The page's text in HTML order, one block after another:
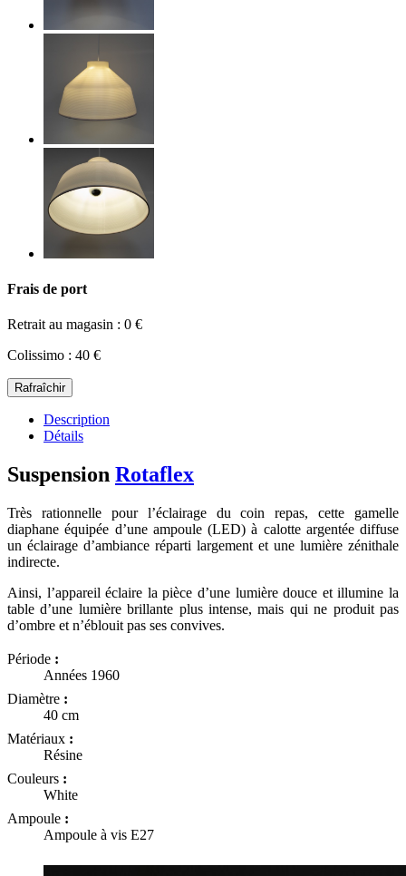
Frais de port
Retrait au magasin : 0 €
Colissimo : 40 €
Description
Détails
Suspension Rotaflex
Très rationnelle pour l’éclairage du coin repas, cette gamelle
diaphane équipée d’une ampoule (LED) à calotte argentée diffuse
un éclairage d’ambiance réparti largement et une lumière zénithale
indirecte.
Ainsi, l’appareil éclaire la pièce d’une lumière douce et illumine la
table d’une lumière brillante plus intense, mais qui ne produit pas
d’ombre et n’éblouit pas ses convives.
Période :
Années 1960
Diamètre :
40 cm
Matériaux :
Résine
Couleurs :
White
Ampoule :
Ampoule à vis E27